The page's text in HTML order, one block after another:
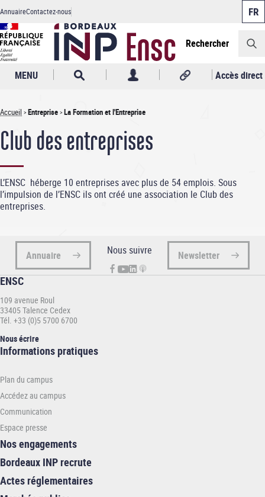
Aller
au
contenu
principal
Header
AnnuaireContactez-nous
Rechercher
MENU Accès direct
Fil
d'Ariane
Accueil Entreprise La Formation et l'Entreprise
Club des entreprises
L’ENSC héberge 10 entreprises avec plus de 54 emplois. Sous
l’impulsion de l’ENSC ils ont créé une association le Club des
entreprises.
Annuaire Nous suivre Newsletter
ENSC
109 avenue Roul
33405 Talence Cedex
Tél. +33 (0)5 5700 6700
Nous écrire
Informations
ENSC
Informations pratiques
Plan du campus
Accédez au campus
Communication
Espace presse
Nos engagements
Bordeaux INP recrute
Actes réglementaires
Panneau de gestion des cookies